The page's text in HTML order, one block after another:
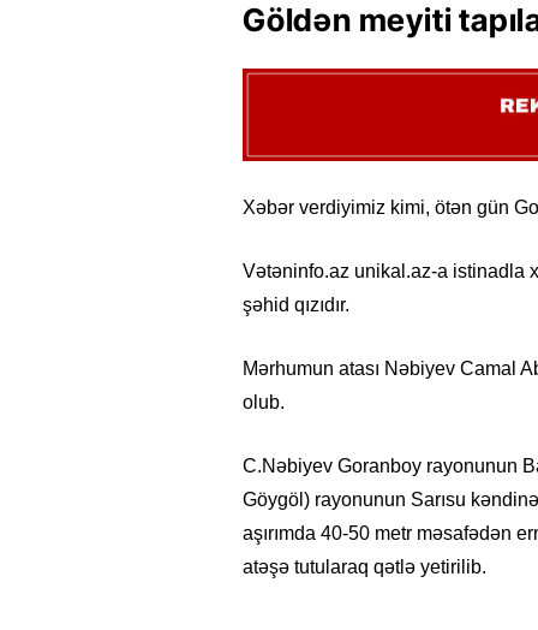
Göldən meyiti
Xəbər verdiyimiz kimi, ötən gün
Vətəninfo.az unikal.az-a istinadla
şəhid qızıdır.
Mərhumun atası Nəbiyev Camal
olub.
C.Nəbiyev Goranboy rayonunun
Göygöl) rayonunun Sarısu
aşırımda 40-50 metr məsafədən
atəşə tutularaq qətlə yetirilib.